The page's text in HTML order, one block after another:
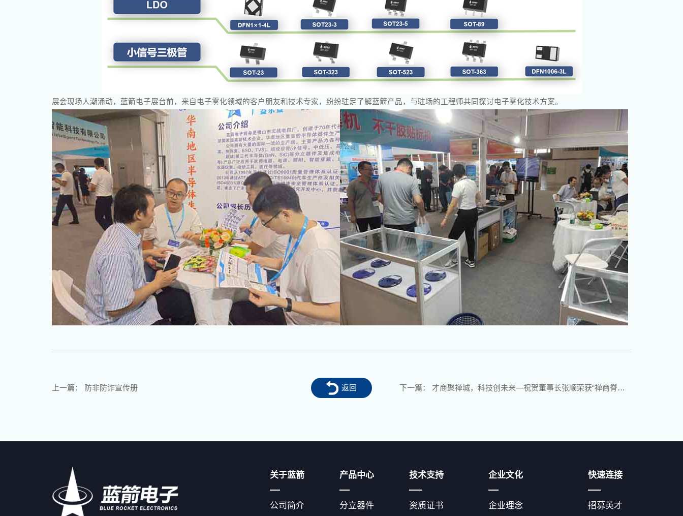
展会现场人潮涌动，蓝箭电子展台前，来自电子雾化领域的客户朋友和技术专家，纷纷驻足了解蓝箭产品，与驻场的工程师共同探讨电子雾化技术方案。
上一篇： 防非防诈宣传册 下一篇： 才商聚禅城，科技创未来—祝贺董事长张顺荣获“禅商脊梁”称号
返回
关于蓝箭
公司简介
产品中心
分立器件
技术支持
资质证书
企业文化
企业理念
快速连接
招募英才